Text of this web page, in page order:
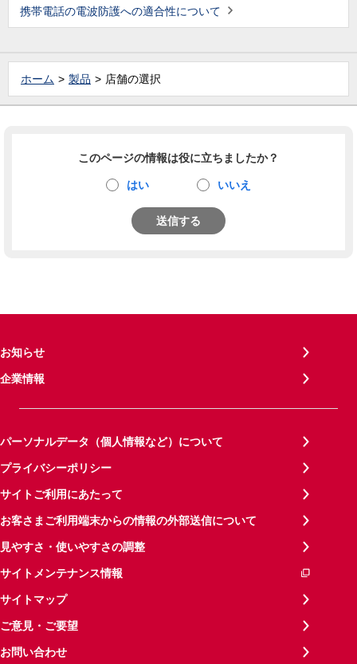
携帯電話の電波防護への適合性について
ホーム 製品 店舗の選択
このページの情報は役に立ちましたか？
はい いいえ
送信する
お知らせ
企業情報
パーソナルデータ（個人情報など）について
プライバシーポリシー
サイトご利用にあたって
お客さまご利用端末からの情報の外部送信について
見やすさ・使いやすさの調整
サイトメンテナンス情報
サイトマップ
ご意見・ご要望
お問い合わせ